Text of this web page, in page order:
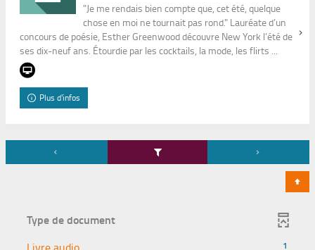
"Je me rendais bien compte que, cet été, quelque
chose en moi ne tournait pas rond." Lauréate d’un
concours de poésie, Esther Greenwood découvre New York l’été de
ses dix-neuf ans. Étourdie par les cocktails, la mode, les flirts ...
Plus d'infos
Type de document
1
-